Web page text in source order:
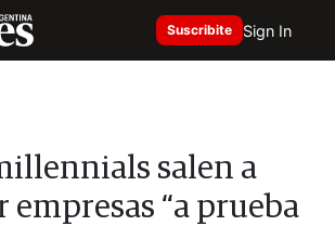
Suscribite Sign In
salen a
empresas “a prueba